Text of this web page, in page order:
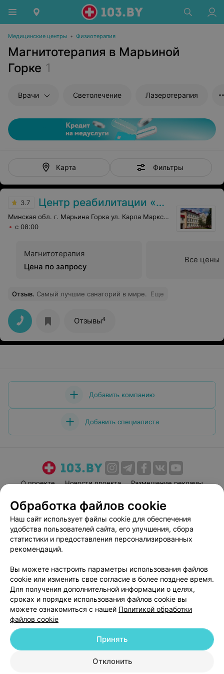
Медицинские центры • Физиотерапия
Магнитотерапия в Марьиной
Горке 1
Врачи Светолечение Лазеротерапия
Карта Фильтры
3.7 Центр реабилитации «Пуховичи»
Минская обл. г. Марьина Горка ул. Карла Маркса, 9
с 08:00
Магнитотерапия
Цена по запросу
Все цены
Отзыв. Самый лучшие санаторий в мире. Еще
Отзывы4
Добавить компанию
Добавить специалиста
О проекте Новости проекта
Размещение рекламы
Пользовательское соглашение
Способы оплаты
Вакансии
Партнеры
Написать руководителю 103.by
Персональные настройки cookie
Обработка персональных данных
© 2026 ООО «Артокс Лаб», УНП 191700409| 220012, Республика Беларусь,
г. Минск, улица Толбухина, 2, пом. 16 | help@103.by
Обработка файлов cookie
Наш сайт использует файлы cookie для обеспечения
удобства пользователей сайта, его улучшения, сбора
статистики и предоставления персонализированных
рекомендаций.
Вы можете настроить параметры использования файлов
cookie или изменить свое согласие в более позднее время.
Для получения дополнительной информации о целях,
сроках и порядке использования файлов cookie вы
можете ознакомиться с нашей Политикой обработки
файлов cookie
Отклонить
Принять